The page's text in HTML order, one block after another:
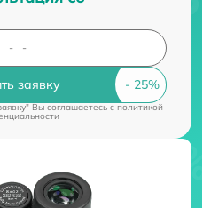
заявку
Вы соглашаетесь cполитикой